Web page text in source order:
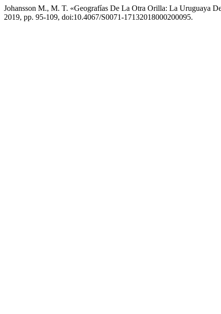
Johansson M., M. T. «Geografías De La Otra Orilla: La Uruguaya
2019, pp. 95-109, doi:10.4067/S0071-17132018000200095.